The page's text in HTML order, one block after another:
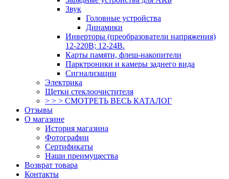
Звук
Головные устройства
Динамики
Инверторы (преобразователи напряжения)
12-220В; 12-24В.
Карты памяти, флеш-накопители
Парктроники и камеры заднего вида
Сигнализации
Электрика
Щетки стеклоочистителя
> > > СМОТРЕТЬ ВЕСЬ КАТАЛОГ
Отзывы
О магазине
История магазина
Фотографии
Сертификаты
Наши преимущества
Возврат товара
Контакты